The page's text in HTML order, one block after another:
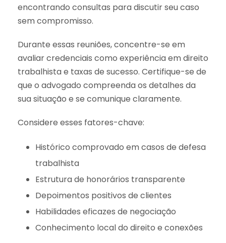
encontrando consultas para discutir seu caso
sem compromisso.
Durante essas reuniões, concentre-se em
avaliar credenciais como experiência em direito
trabalhista e taxas de sucesso. Certifique-se de
que o advogado compreenda os detalhes da
sua situação e se comunique claramente.
Considere esses fatores-chave:
Histórico comprovado em casos de defesa
trabalhista
Estrutura de honorários transparente
Depoimentos positivos de clientes
Habilidades eficazes de negociação
Conhecimento local do direito e conexões